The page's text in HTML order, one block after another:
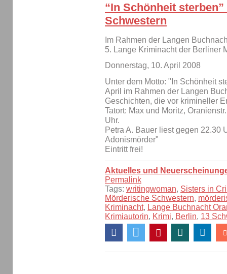
“In Schönheit
Schwestern
Im Rahmen der Langen
5. Lange Kriminacht der Berliner
Donnerstag, 10. April 2008
Unter dem Motto: "In Schönheit
April im Rahmen der Langen
Geschichten, die vor krimineller
Tatort: Max und Moritz,
Uhr.
Petra A. Bauer liest gegen 22.30
Adonismörder"
Eintritt frei!
Aktuelles und
Permalink
Tags: writingwoman, Sisters in
Mörderische Schwestern,
Kriminacht, Lange Buchnacht
Krimiautorin, Krimi, Berlin, 13